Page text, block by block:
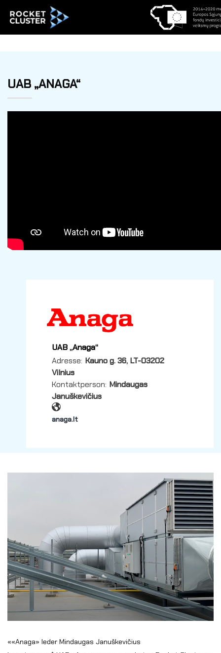
UAB „ANAGA“
UAB „Anaga“
Adresse: Kauno g. 36, LT-03202
Vilnius
Kontaktperson: Mindaugas
Januškevičius
anaga.lt
««Anaga» leder Mindaugas Januškevičius